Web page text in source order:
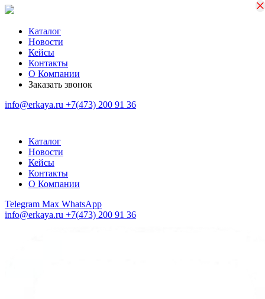
Каталог
Новости
Кейсы
Контакты
О Компании
Заказать звонок
info@erkaya.ru +7(473) 200 91 36
Каталог
Новости
Кейсы
Контакты
О Компании
Telegram Max WhatsApp
info@erkaya.ru +7(473) 200 91 36
×
×